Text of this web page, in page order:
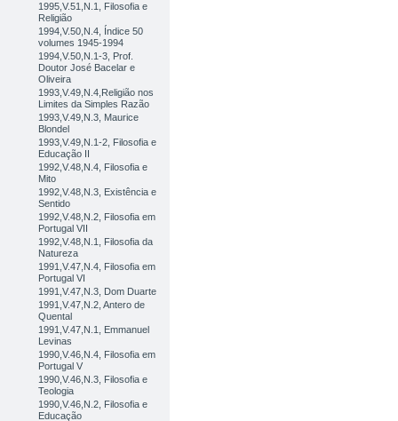
1995,V.51,N.1, Filosofia e
Religião
1994,V.50,N.4, Índice 50
volumes 1945-1994
1994,V.50,N.1-3, Prof.
Doutor José Bacelar e
Oliveira
1993,V.49,N.4,Religião nos
Limites da Simples Razão
1993,V.49,N.3, Maurice
Blondel
1993,V.49,N.1-2, Filosofia e
Educação II
1992,V.48,N.4, Filosofia e
Mito
1992,V.48,N.3, Existência e
Sentido
1992,V.48,N.2, Filosofia em
Portugal VII
1992,V.48,N.1, Filosofia da
Natureza
1991,V.47,N.4, Filosofia em
Portugal VI
1991,V.47,N.3, Dom Duarte
1991,V.47,N.2, Antero de
Quental
1991,V.47,N.1, Emmanuel
Levinas
1990,V.46,N.4, Filosofia em
Portugal V
1990,V.46,N.3, Filosofia e
Teologia
1990,V.46,N.2, Filosofia e
Educação